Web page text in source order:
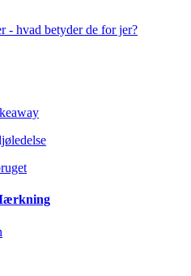
- hvad betyder de for jer?